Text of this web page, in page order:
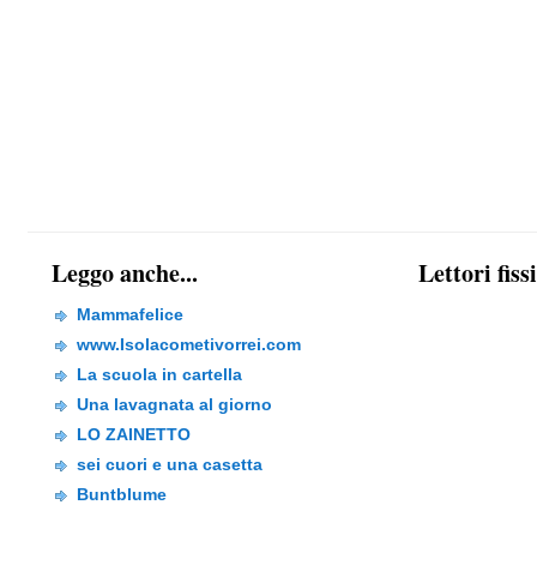
Leggo anche...
Mammafelice
www.Isolacometivorrei.com
La scuola in cartella
Una lavagnata al giorno
LO ZAINETTO
sei cuori e una casetta
Buntblume
Lettori fissi